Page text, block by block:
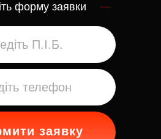
форму заявки
заявку